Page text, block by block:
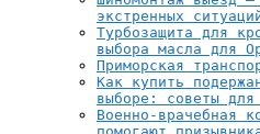
экстренных
Турбозащита для
выбора масла для
Приморская
Как купить
выборе: советы для
Военно-врачебная